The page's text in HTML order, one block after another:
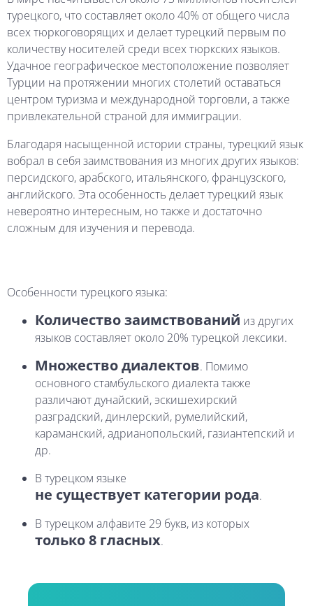
турецкого, что составляет около40% от общего числа
всехтюркоговорящих и делаеттурецкий первым по
количеству носителей среди всехтюркскихязыков.
Удачное географическое местоположение позволяет
Турции на протяжении многих столетий оставаться
центром туризма и международной торговли,атакже
привлекательной страной для иммиграции.
Благодаря насыщенной истории страны,турецкий язык
вобрал в себя заимствования из многихдругихязыков:
персидского,арабского, итальянского, французского,
английского. Эта особенностьделаеттурецкий язык
невероятно интересным, нотакже и достаточно
сложным для изучения и перевода.
Особенности турецкогоязыка:
Количество заимствований издругих
языков составляет около 20% турецкой лексики.
Множество диалектов. Помимо
основного стамбульскогодиалектатакже
различаютдунайский,эскишехирский
разградский,динлерский, румелийский,
караманский,адрианопольский, газиантепский и
др.
Втурецком языке
не существует категории рода.
Втурецком алфавите 29 букв, из которых
только 8 гласных.